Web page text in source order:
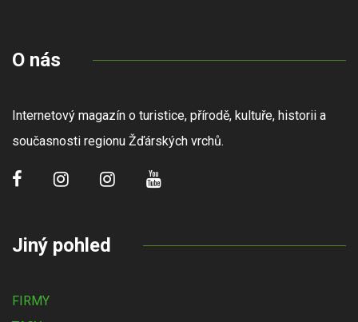
O nás
Internetový magazín o turistice, přírodě, kultuře, historii a
současnosti regionu Žďárských vrchů.
Jiný pohled
FIRMY